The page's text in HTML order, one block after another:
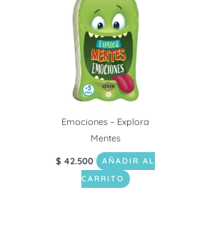
Emociones – Explora
Mentes
$ 42.500
AÑADIR AL
CARRITO